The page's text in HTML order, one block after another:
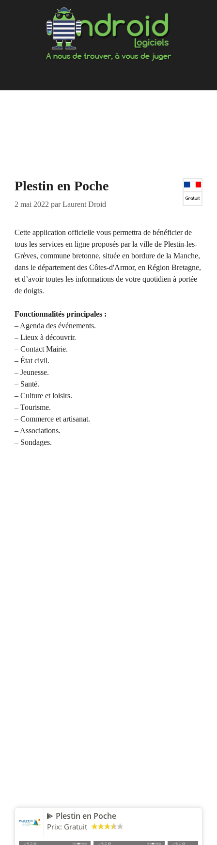
Plestin en Poche
2 mai 2022 parLaurent Droid
Cette application officielle vous permettra de bénéficier de
tous les services en ligne proposés par la ville de Plestin-les-
Grèves, commune bretonne, située en bordure de la Manche,
dans le département des Côtes-d'Armor, en Région Bretagne,
et d’avoir toutes les informations de votre quotidien à portée
de doigts.
Fonctionnalités principales :
– Agenda des événements.
– Lieux à découvrir.
– Contact Mairie.
– État civil.
– Jeunesse.
– Santé.
– Culture et loisirs.
– Tourisme.
– Commerce et artisanat.
– Associations.
– Sondages.
Plestin en Poche
Prix: Gratuit